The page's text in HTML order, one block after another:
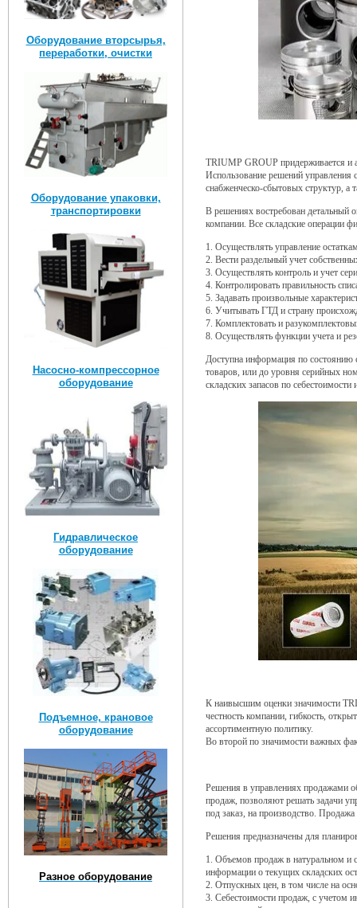
Оборудование вторсырья,
переработки, очистки
Оборудование упаковки,
транспортировки
Насосно-компрессорное
оборудование
Гидравлическое
оборудование
Подъемное, крановое
оборудование
Разное оборудование
TRIUMP GROUP придерживается и
Использование решений управления
снабженческо-сбытовых структур,
В решениях востребован детальный
компании. Все складские операции
1. Осуществлять управление
2. Вести раздельный учет
3. Осуществлять контроль и учет
4. Контролировать правильность
5. Задавать произвольные
6. Учитывать ГТД и страну
7. Комплектовать и
8. Осуществлять функции учета и
Доступна информация по состоянию
товаров, или до уровня серийных
складских запасов по
К наивысшим оценки значимости
честность компании, гибкость,
ассортиментную политику.
Во второй по значимости важных
Решения в управлениях продажами
продаж, позволяют решать задачи
под заказ, на производство.
Решения предназначены для
1. Объемов продаж в натуральном и
информации о текущих складских
2. Отпускных цен, в том числе на
3. Себестоимости продаж, с учетом